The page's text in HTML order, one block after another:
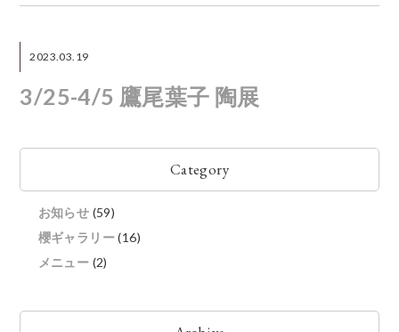
2023.03.19
3/25-4/5 鷹尾葉子 陶展
Category
お知らせ (59)
櫻ギャラリー(16)
メニュー (2)